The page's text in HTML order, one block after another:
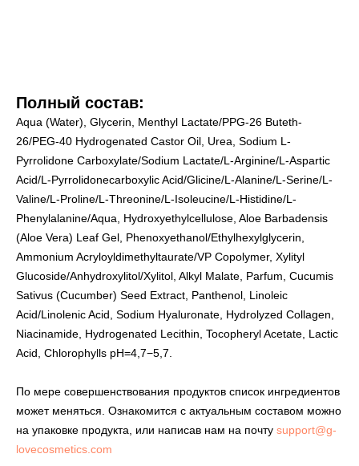
Полный состав:
Aqua (Water), Glycerin, Menthyl Lactate/PPG-26 Buteth-
26/PEG-40 Hydrogenated Castor Oil, Urea, Sodium L-
Pyrrolidone Carboxylate/Sodium Lactate/L-Arginine/L-Aspartic
Acid/L-Pyrrolidonecarboxylic Acid/Glicine/L-Alanine/L-Serine/L-
Valine/L-Proline/L-Threonine/L-Isoleucine/L-Histidine/L-
Phenylalanine/Aqua, Hydroxyethylcellulose, Aloe Barbadensis
(Aloe Vera) Leaf Gel, Phenoxyethanol/Ethylhexylglycerin,
Ammonium Acryloyldimethyltaurate/VP Copolymer, Xylityl
Glucoside/Anhydroxylitol/Xylitol, Alkyl Malate, Parfum, Cucumis
Sativus (Cucumber) Seed Extract, Panthenol, Linoleic
Acid/Linolenic Acid, Sodium Hyaluronate, Hydrolyzed Collagen,
Niacinamide, Hydrogenated Lecithin, Tocopheryl Acetate, Lactic
Acid, Chlorophylls рН=4,7−5,7.
По мере совершенствования продуктов список ингредиентов
может меняться. Ознакомится с актуальным составом можно
на упаковке продукта, или написав нам на почту support@g-
lovecosmetics.com